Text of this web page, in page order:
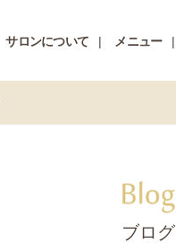
サロンについて メニュー
ブログ